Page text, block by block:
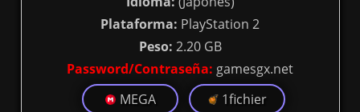
Plataforma: PlayStation 2
Peso: 2.20 GB
Password/Contraseña: gamesgx.net
MEGA
1fichier